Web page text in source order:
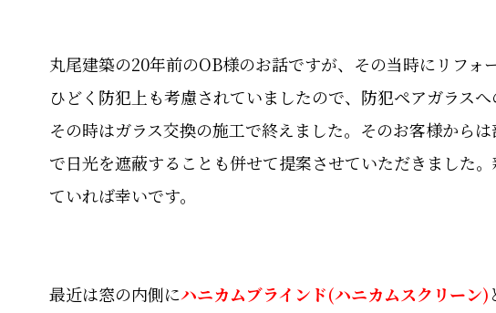
丸尾建築の20年前のOB様のお話ですが、その当時にリフ
ひどく防犯上も考慮されていましたので、防犯ペアガラス
その時はガラス交換の施工で終えました。そのお客様から
で日光を遮蔽することも併せて提案させていただきました
ていれば幸いです。
最近は窓の内側にハニカムブラインド(ハニカムスクリーン)